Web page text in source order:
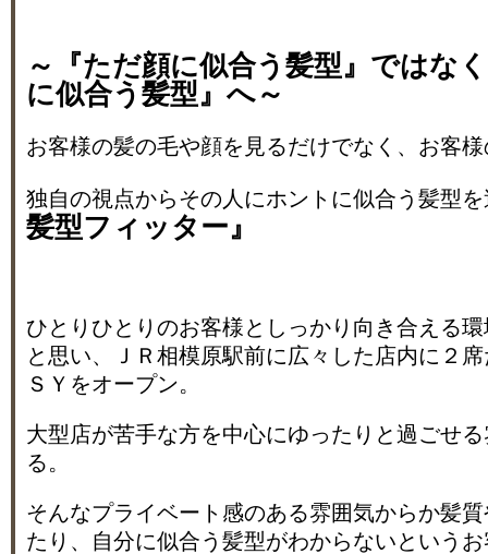
～『ただ顔に似合う髪型』ではな
に似合う髪型』へ～
お客様の髪の毛や顔を見るだけでなく、お客
独自の視点からその人にホントに似合う髪型
髪型フィッター』
ひとりひとりのお客様としっかり向き合える
と思い、ＪＲ相模原駅前に広々した店内に２
ＳＹをオープン。
大型店が苦手な方を中心にゆったりと過ごせ
る。
そんなプライベート感のある雰囲気からか髪
たり、自分に似合う髪型がわからないという